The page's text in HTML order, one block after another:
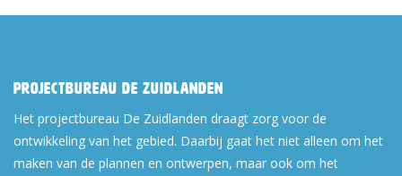
Projectbureau De Zuidlanden
Het projectbureau De Zuidlanden draagt zorg voor de
ontwikkeling van het gebied. Daarbij gaat het niet alleen om het
maken van de plannen en ontwerpen, maar ook om het